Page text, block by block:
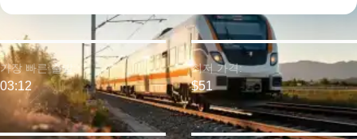
가장 빠른 출발:
03:12
최저 가격:
$51